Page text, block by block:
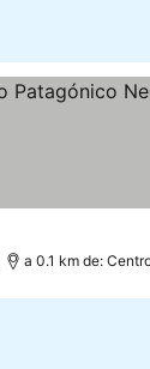
a 0.1 km de: